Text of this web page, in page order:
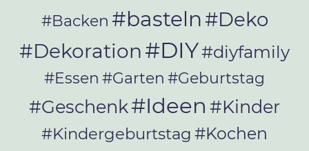
#Backen #basteln#Deko
#Dekoration #DIY#diyfamily
#Essen #Garten #Geburtstag
#Geschenk#Ideen #Kinder
#Kindergeburtstag #Kochen